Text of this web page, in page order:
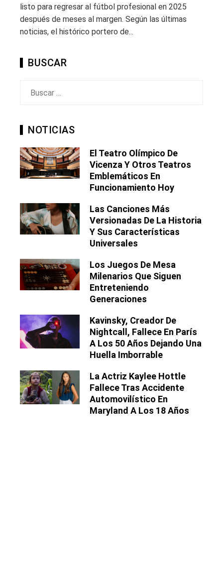
listo para regresar al fútbol profesional en 2025
después de meses al margen. Según las últimas
noticias, el histórico portero de...
BUSCAR
NOTICIAS
El Teatro Olímpico De
Vicenza Y Otros Teatros
Emblemáticos En
Funcionamiento Hoy
Las Canciones Más
Versionadas De La Historia
Y Sus Características
Universales
Los Juegos De Mesa
Milenarios Que Siguen
Entreteniendo
Generaciones
Kavinsky, Creador De
Nightcall, Fallece En París
A Los 50 Años Dejando Una
Huella Imborrable
La Actriz Kaylee Hottle
Fallece Tras Accidente
Automovilístico En
Maryland A Los 18 Años